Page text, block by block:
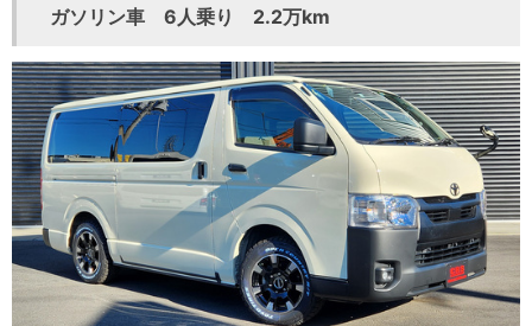
ガソリン車 6人乗り 2.2万km